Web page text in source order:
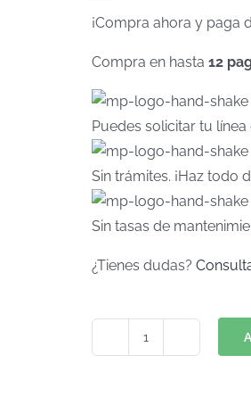
¡Compra ahora y paga
Compra en hasta 12
Puedes solicitar tu
Sin trámites. ¡Haz todo
Sin tasas de
¿Tienes dudas?